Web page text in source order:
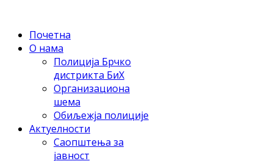
Почетна
О нама
Полиција Брчко
дистрикта БиХ
Организациона
шема
Обиљежја полиције
Актуелности
Саопштења за
јавност